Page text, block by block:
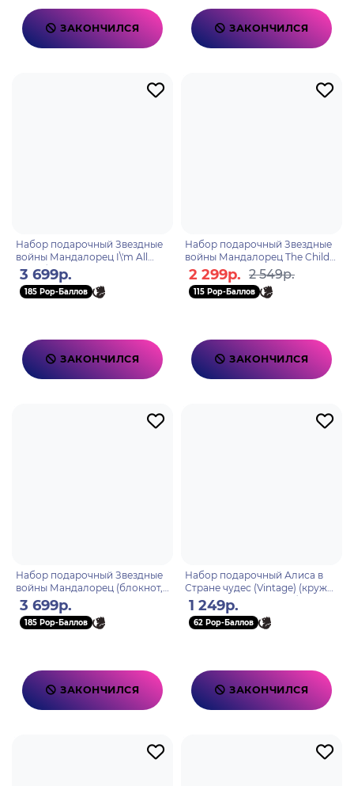
ЗАКОНЧИЛСЯ ЗАКОНЧИЛСЯ
Набор подарочный Звездные
войны Мандалорец I\'m All
Ears (блокнот А5, кружка
325мл, подстаканник, бре
3 699р.
185 Pop-Баллов
ЗАКОНЧИЛСЯ
Набор подарочный Звездные
войны Мандалорец The Child
(кружка 325мл, подстаканник,
брелок) GP85463
2 299р. 2 549р.
115 Pop-Баллов
ЗАКОНЧИЛСЯ
Набор подарочный Звездные
войны Мандалорец (блокнот,
кружка 325мл, подстаканник,
брелок) GP86498
3 699р.
185 Pop-Баллов
ЗАКОНЧИЛСЯ
Набор подарочный Алиса в
Стране чудес (Vintage) (кружка
315мл, подстаканник, брелок)
GP86099
1 249р.
62 Pop-Баллов
ЗАКОНЧИЛСЯ